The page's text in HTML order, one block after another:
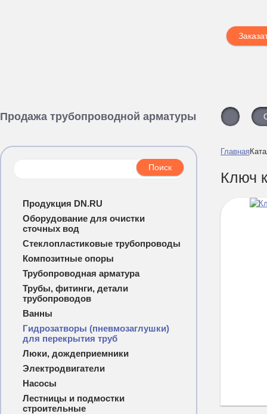
Продажа трубопроводной арматуры
Продукция DN.RU
Оборудование для очистки
сточных вод
Стеклопластиковые трубопроводы
Композитные опоры
Трубопроводная арматура
Трубы, фитинги, детали
трубопроводов
Ванны
Гидрозатворы (пневмозаглушки)
для перекрытия труб
Люки, дождеприемники
Электродвигатели
Насосы
Лестницы и подмостки
строительные
Главная
Ключ